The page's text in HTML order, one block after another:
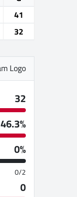
41
32
32
46.3%
0%
0/2
0